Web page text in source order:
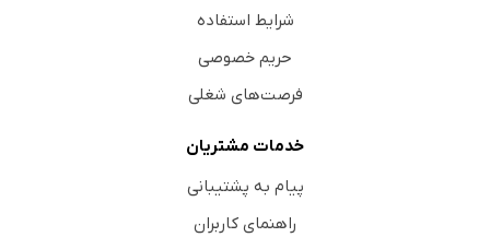
شرایط استفاده
حریم خصوصی
فرصت‌های شغلی
خدمات مشتریان
پیام به پشتیبانی
راهنمای کاربران